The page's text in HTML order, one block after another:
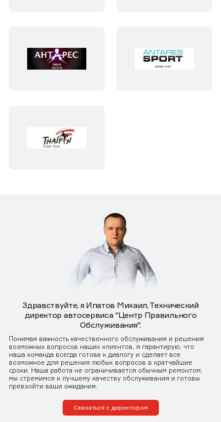
Здравствуйте, я Ипатов Михаил, Технический
директор автосервиса "Центр Правильного
Обслуживания".
Понимая важность качественного обслуживания и решения
возможных вопросов наших клиентов, я гарантирую, что
наша команда всегда готова к диалогу и сделает все
возможное для решения любых вопросов в кратчайшие
сроки. Наша работа не ограничивается обычным ремонтом,
мы стремимся к лучшему качеству обслуживания и готовы
превзойти ваши ожидания.
Связаться с директором